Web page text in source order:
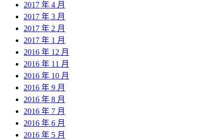
2017 年 4 月
2017 年 3 月
2017 年 2 月
2017 年 1 月
2016 年 12 月
2016 年 11 月
2016 年 10 月
2016 年 9 月
2016 年 8 月
2016 年 7 月
2016 年 6 月
2016 年 5 月